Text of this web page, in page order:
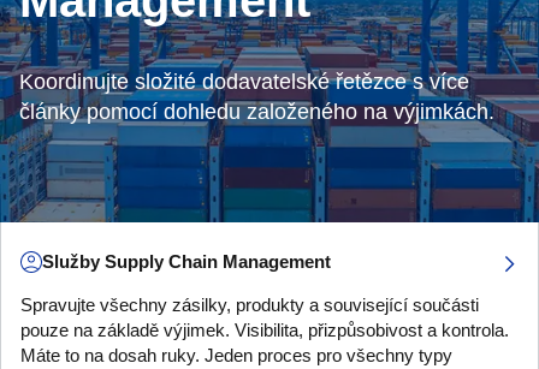
Koordinujte složité dodavatelské řetězce s více
články pomocí dohledu založeného na výjimkách.
Služby Supply Chain Management
Spravujte všechny zásilky, produkty a související součásti
pouze na základě výjimek. Visibilita, přizpůsobivost a kontrola.
Máte to na dosah ruky. Jeden proces pro všechny typy